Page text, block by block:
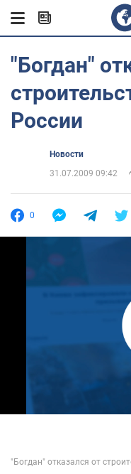
"Богдан"
России
Новости
31.07.2009 09:42
0